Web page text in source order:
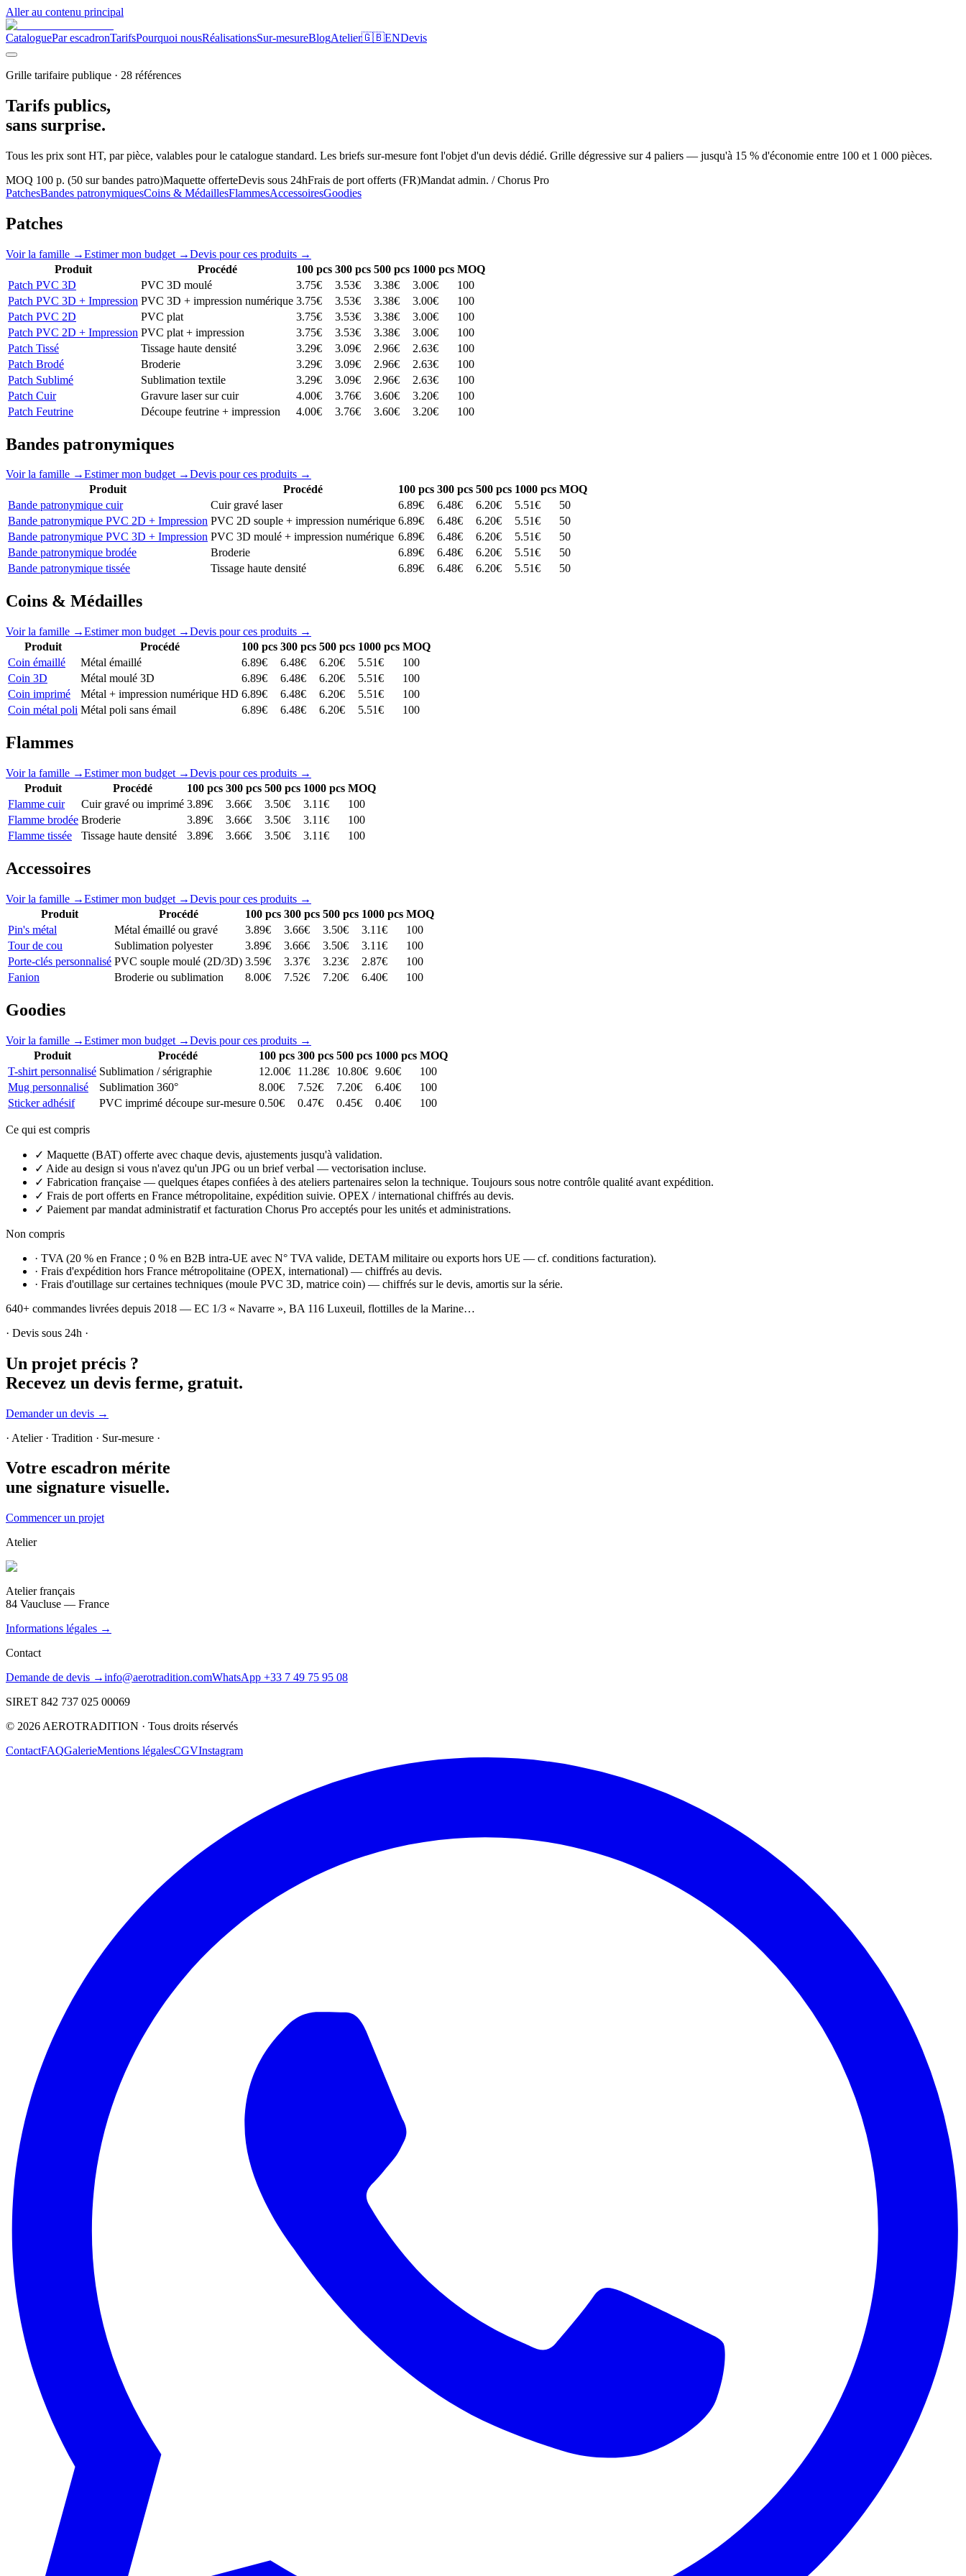
Aller au contenu principal
CataloguePar escadronTarifsPourquoi nousRéalisationsSur-mesureBlogAtelier🇬🇧ENDevis
Grille tarifaire publique · 28 références
Tarifs publics,
sans surprise.
Tous les prix sont HT, par pièce, valables pour le catalogue standard. Les briefs sur-mesure font l'objet d'un devis dédié. Grille dégressive sur 4 paliers — jusqu'à 15 % d'économie entre 100 et 1 000 pièces.
MOQ 100 p. (50 sur bandes patro)Maquette offerteDevis sous 24hFrais de port offerts (FR)Mandat admin. / Chorus Pro
PatchesBandes patronymiquesCoins & MédaillesFlammesAccessoiresGoodies
Patches
Voir la famille →Estimer mon budget →Devis pour ces produits →
Produit
Procédé 100 pcs 300 pcs 500 pcs 1000 pcs MOQ
Patch PVC 3D
PVC 3D moulé 3.75€ 3.53€ 3.38€ 3.00€
100
Patch PVC 3D + Impression PVC 3D + impression numérique 3.75€ 3.53€ 3.38€ 3.00€
100
Patch PVC 2D
PVC plat 3.75€ 3.53€ 3.38€ 3.00€
100
Patch PVC 2D + Impression PVC plat + impression 3.75€ 3.53€ 3.38€ 3.00€
100
Patch Tissé
Tissage haute densité 3.29€ 3.09€ 2.96€ 2.63€
100
Patch Brodé
Broderie 3.29€ 3.09€ 2.96€ 2.63€
100
Patch Sublimé
Sublimation textile 3.29€ 3.09€ 2.96€ 2.63€
100
Patch Cuir
Gravure laser sur cuir 4.00€ 3.76€ 3.60€ 3.20€
100
Patch Feutrine
Découpe feutrine + impression 4.00€ 3.76€ 3.60€ 3.20€ 100
Bandes patronymiques
Voir la famille →Estimer mon budget →Devis pour ces produits →
Produit
Procédé 100 pcs 300 pcs 500 pcs 1000 pcs MOQ
Bande patronymique cuir
Cuir gravé laser 6.89€ 6.48€ 6.20€ 5.51€
50
Bande patronymique PVC 2D + Impression PVC 2D souple + impression numérique 6.89€ 6.48€ 6.20€ 5.51€
50
Bande patronymique PVC 3D + Impression PVC 3D moulé + impression numérique 6.89€ 6.48€ 6.20€ 5.51€
50
Bande patronymique brodée
Broderie 6.89€ 6.48€ 6.20€ 5.51€
50
Bande patronymique tissée
Tissage haute densité 6.89€ 6.48€ 6.20€ 5.51€ 50
Coins & Médailles
Voir la famille →Estimer mon budget →Devis pour ces produits →
Produit
Procédé 100 pcs 300 pcs 500 pcs 1000 pcs MOQ
Coin émaillé
Métal émaillé 6.89€ 6.48€ 6.20€ 5.51€
100
Coin 3D
Métal moulé 3D 6.89€ 6.48€ 6.20€ 5.51€
100
Coin imprimé
Métal + impression numérique HD 6.89€ 6.48€ 6.20€ 5.51€
100
Coin métal poli Métal poli sans émail 6.89€ 6.48€ 6.20€ 5.51€ 100
Flammes
Voir la famille →Estimer mon budget →Devis pour ces produits →
Produit
Procédé 100 pcs 300 pcs 500 pcs 1000 pcs MOQ
Flamme cuir
Cuir gravé ou imprimé 3.89€ 3.66€ 3.50€ 3.11€
100
Flamme brodée Broderie 3.89€ 3.66€ 3.50€ 3.11€
100
Flamme tissée
Tissage haute densité 3.89€ 3.66€ 3.50€ 3.11€ 100
Accessoires
Voir la famille →Estimer mon budget →Devis pour ces produits →
Produit
Procédé 100 pcs 300 pcs 500 pcs 1000 pcs MOQ
Pin's métal
Métal émaillé ou gravé 3.89€ 3.66€ 3.50€ 3.11€
100
Tour de cou
Sublimation polyester 3.89€ 3.66€ 3.50€ 3.11€
100
Porte-clés personnalisé PVC souple moulé (2D/3D) 3.59€ 3.37€ 3.23€ 2.87€
100
Fanion
Broderie ou sublimation 8.00€ 7.52€ 7.20€ 6.40€ 100
Goodies
Voir la famille →Estimer mon budget →Devis pour ces produits →
Produit
Procédé 100 pcs 300 pcs 500 pcs 1000 pcs MOQ
T-shirt personnalisé Sublimation / sérigraphie 12.00€ 11.28€ 10.80€ 9.60€
100
Mug personnalisé
Sublimation 360° 8.00€ 7.52€ 7.20€ 6.40€
100
Sticker adhésif
PVC imprimé découpe sur-mesure 0.50€ 0.47€ 0.45€ 0.40€ 100
Ce qui est compris
✓ Maquette (BAT) offerte avec chaque devis, ajustements jusqu'à validation.
✓ Aide au design si vous n'avez qu'un JPG ou un brief verbal — vectorisation incluse.
✓ Fabrication française — quelques étapes confiées à des ateliers partenaires selon la technique. Toujours sous notre contrôle qualité avant expédition.
✓ Frais de port offerts en France métropolitaine, expédition suivie. OPEX / international chiffrés au devis.
✓ Paiement par mandat administratif et facturation Chorus Pro acceptés pour les unités et administrations.
Non compris
· TVA (20 % en France ; 0 % en B2B intra-UE avec N° TVA valide, DETAM militaire ou exports hors UE — cf. conditions facturation).
· Frais d'expédition hors France métropolitaine (OPEX, international) — chiffrés au devis.
· Frais d'outillage sur certaines techniques (moule PVC 3D, matrice coin) — chiffrés sur le devis, amortis sur la série.
640+ commandes livrées depuis 2018 — EC 1/3 « Navarre », BA 116 Luxeuil, flottilles de la Marine…
· Devis sous 24h ·
Un projet précis ?
Recevez un devis ferme, gratuit.
Demander un devis →
· Atelier · Tradition · Sur-mesure ·
Votre escadron mérite
une signature visuelle.
Commencer un projet
Atelier
Atelier français
84 Vaucluse — France
Informations légales →
Contact
Demande de devis →info@aerotradition.comWhatsApp +33 7 49 75 95 08
SIRET 842 737 025 00069
© 2026 AEROTRADITION · Tous droits réservés
ContactFAQGalerieMentions légalesCGVInstagram